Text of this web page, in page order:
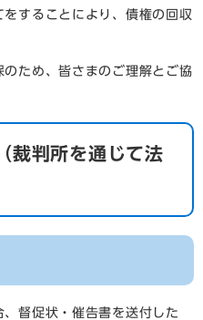
することにより、債権の回収
ため、皆さまのご理解とご協
裁判所を通じて法
督促状・催告書を送付した